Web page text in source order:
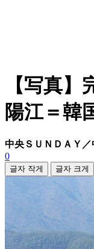
【写真
陽江＝韓
中央ＳＵＮＤＡＹ
0
글자 작게 글자 크게